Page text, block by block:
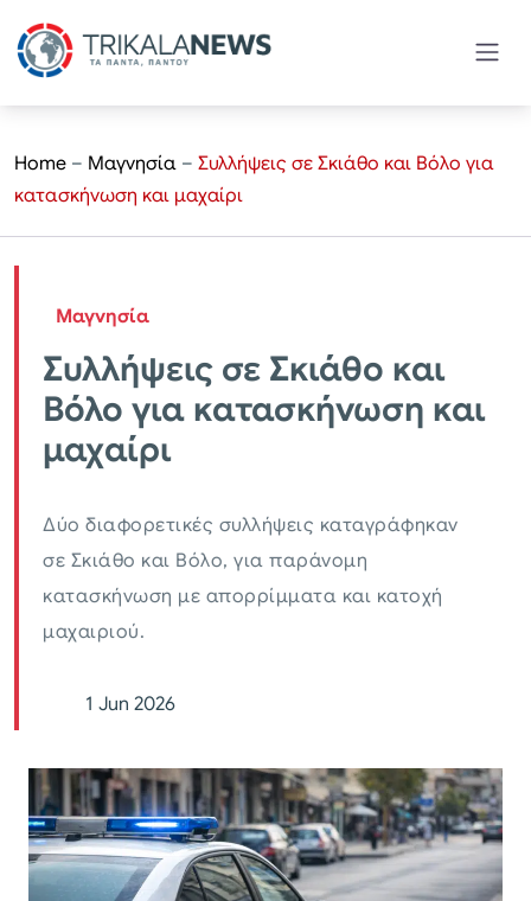
Home – Μαγνησία – Συλλήψεις σε Σκιάθο και Βόλο για
κατασκήνωση και μαχαίρι
Μαγνησία
Συλλήψεις σε Σκιάθο και
Βόλο για κατασκήνωση και
μαχαίρι
Δύο διαφορετικές συλλήψεις καταγράφηκαν
σε Σκιάθο και Βόλο, για παράνομη
κατασκήνωση με απορρίμματα και κατοχή
μαχαιριού.
1 Jun 2026